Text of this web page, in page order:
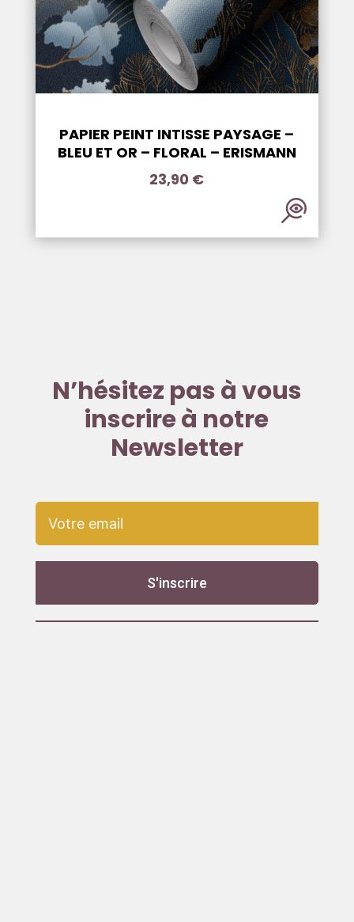
PAPIER PEINT INTISSE PAYSAGE –
BLEU ET OR – FLORAL – ERISMANN
23,90 €
N’hésitez pas à vous
inscrire à notre
Newsletter
S'inscrire